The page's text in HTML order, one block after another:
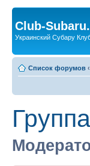
Club-
Украинский Субару
Список форумов ‹